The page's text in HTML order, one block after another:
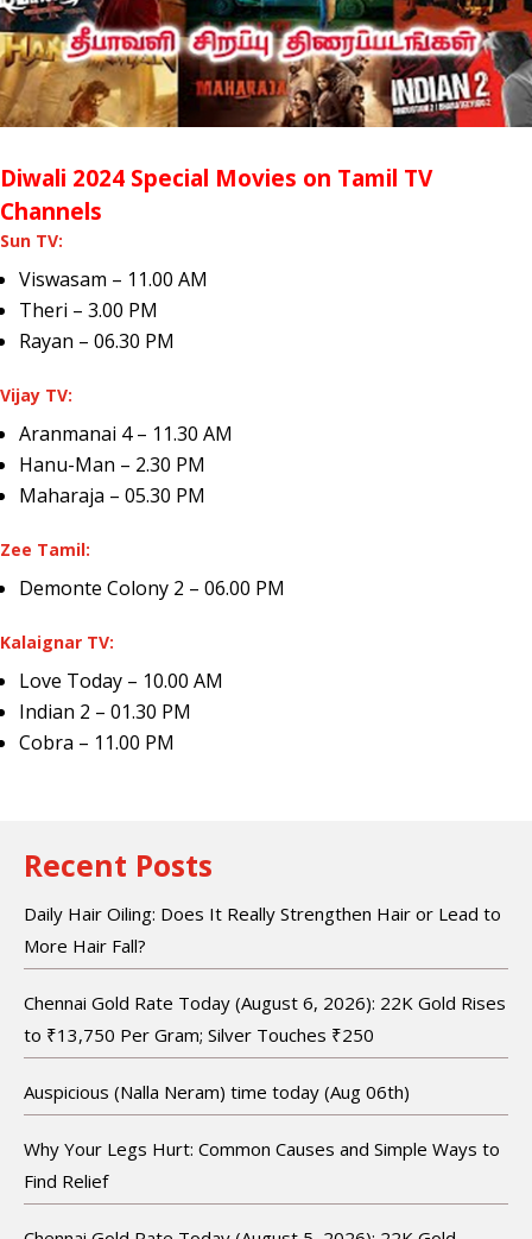
Diwali 2024 Special Movies on Tamil TV
Channels
Sun TV:
Viswasam – 11.00 AM
Theri – 3.00 PM
Rayan – 06.30 PM
Vijay TV:
Aranmanai 4 – 11.30 AM
Hanu-Man – 2.30 PM
Maharaja – 05.30 PM
Zee Tamil:
Demonte Colony 2 – 06.00 PM
Kalaignar TV:
Love Today – 10.00 AM
Indian 2 – 01.30 PM
Cobra – 11.00 PM
Recent Posts
Daily Hair Oiling: Does It Really Strengthen Hair or Lead to
More Hair Fall?
Chennai Gold Rate Today (August 6, 2026): 22K Gold Rises
to ₹13,750 Per Gram; Silver Touches ₹250
Auspicious (Nalla Neram) time today (Aug 06th)
Why Your Legs Hurt: Common Causes and Simple Ways to
Find Relief